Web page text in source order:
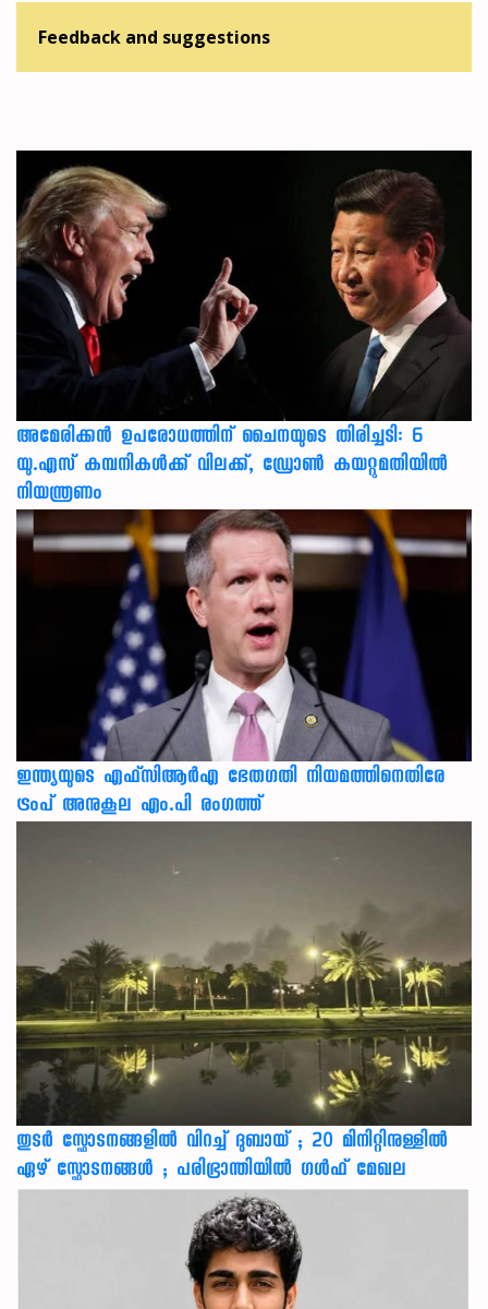
Feedback and suggestions
അമേരിക്കൻ ഉപരോധത്തിന് ചൈനയുടെ തിരിച്ചടി: 6
യു.എസ് കമ്പനികൾക്ക് വിലക്ക്, ഡ്രോൺ കയറ്റുമതിയിൽ
നിയന്ത്രണം
ഇന്ത്യയുടെ എഫ്‌സിആര്‍എ ഭേതഗതി നിയമത്തിനെതിരേ
ട്രംപ് അനുകൂല എം.പി രംഗത്ത്
തുടർ സ്ഫോടനങ്ങളിൽ വിറച്ച് ദുബായ് ; 20 മിനിറ്റിനുള്ളിൽ
ഏഴ് സ്ഫോടനങ്ങൾ ; പരിഭ്രാന്തിയിൽ ഗൾഫ് മേഖല